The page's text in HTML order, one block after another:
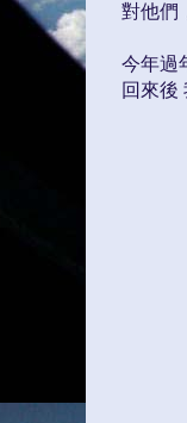
對他們
今年過
回來後